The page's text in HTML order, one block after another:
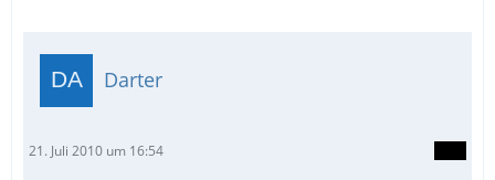
Darter
21. Juli 2010 um 16:54